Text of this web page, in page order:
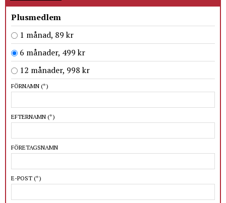
Plusmedlem
1 månad, 89 kr
6 månader, 499 kr
12 månader, 998 kr
FÖRNAMN (*)
EFTERNAMN (*)
FÖRETAGSNAMN
E-POST (*)